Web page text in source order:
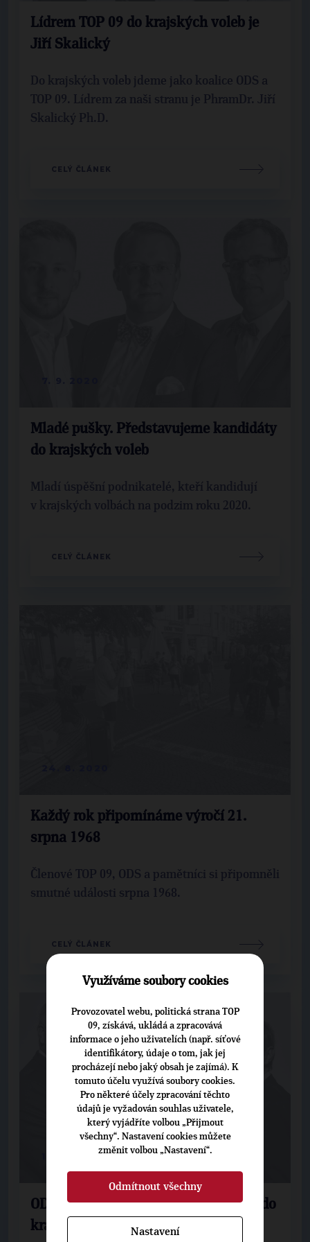
Lídrem TOP 09 do krajských voleb je
Jiří Skalický
Do krajských voleb jdeme jako koalice ODS a
TOP 09. Lídrem za naši stranu je PhramDr. Jiří
Skalický Ph.D.
CELÝ ČLÁNEK
Mladé pušky. Představujeme kandidáty
do krajských voleb
Mladí úspěšní podnikatelé, kteří kandidují
v krajských volbách na podzim roku 2020.
CELÝ ČLÁNEK
Každý rok připomínáme výročí 21.
srpna 1968
Členové TOP 09, ODS a pamětníci si připomněli
smutné události srpna 1968.
CELÝ ČLÁNEK
16. 7. 2020
ODS a TOP 09, pravicové strany jdou do
krajských voleb jako koalice
Využíváme soubory cookies
Provozovatel webu, politická strana TOP
09, získává, ukládá a zpracovává
informace o jeho uživatelích (např. síťové
identifikátory, údaje o tom, jak jej
procházejí nebo jaký obsah je zajímá). K
tomuto účelu využívá soubory cookies.
Pro některé účely zpracování těchto
údajů je vyžadován souhlas uživatele,
který vyjádříte volbou „Přijmout
všechny“. Nastavení cookies můžete
změnit volbou „Nastavení“.
Odmítnout všechny
Nastavení